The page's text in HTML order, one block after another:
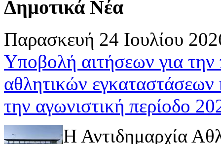
Δημοτικά Νέα
Παρασκευή 24 Ιουλίου
Υποβολή αιτήσεων για
αθλητικών
την αγωνιστική περίοδο
Η Αντιδημαρχία